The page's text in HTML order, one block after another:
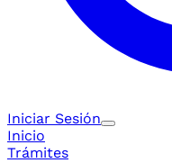
Iniciar Sesión
Inicio
Trámites